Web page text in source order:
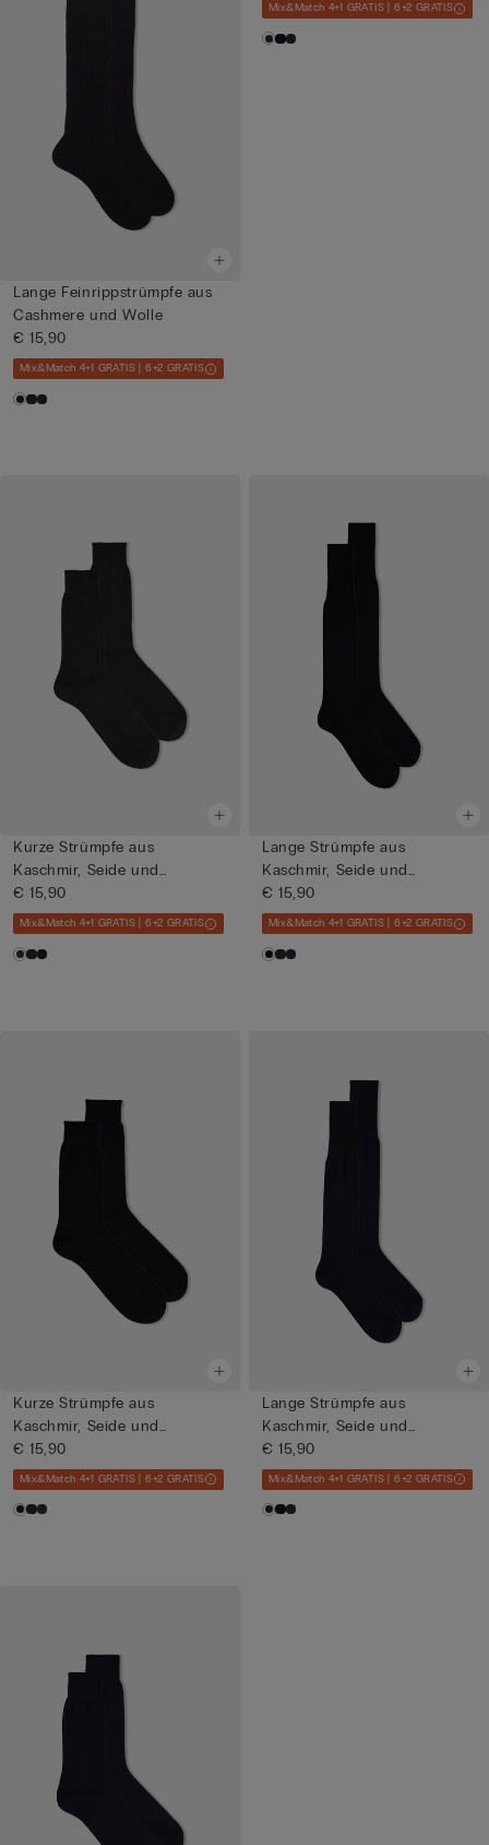
Lange Feinrippstrümpfe aus
Cashmere und Wolle
€ 15,90
Mix&Match 4+1 GRATIS | 6+2 GRATIS
Mix&Match 4+1 GRATIS | 6+2 GRATIS
Kurze Strümpfe aus
Kaschmir, Seide und
Baumwolle
€ 15,90
Mix&Match 4+1 GRATIS | 6+2 GRATIS
Lange Strümpfe aus
Kaschmir, Seide und
Baumwolle
€ 15,90
Mix&Match 4+1 GRATIS | 6+2 GRATIS
Kurze Strümpfe aus
Kaschmir, Seide und
Baumwolle
€ 15,90
Mix&Match 4+1 GRATIS | 6+2 GRATIS
Lange Strümpfe aus
Kaschmir, Seide und
Baumwolle
€ 15,90
Mix&Match 4+1 GRATIS | 6+2 GRATIS